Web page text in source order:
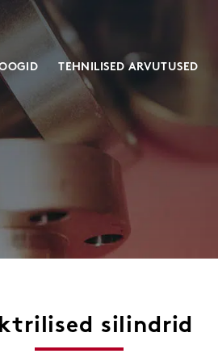
mõõtevahenditele
Kruvitungrauad
Klassikalised
Spetsiaalsed
TEHNILISED ARVUTUSED
silindrid